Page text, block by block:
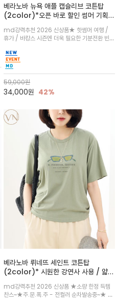
베라노바 뉴욕 애플 캡슬리브 코튼탑
(2color)*오픈 바로 할인 썸머 기획
★ 한정수량 제작 ★ 강연 코튼으로 빈
티지 프린트로 여름 하의와 모두 잘어울
리는 그래픽
md강력추천 2026 신상품★ 핫썸머 여행 /
휴가 / 바캉스 시즌엔 더욱 필요한 기분전환 빈티
부에 산뜻하게 닿는 프리미엄 /답답함 없는 라운
드 넥라인과 자연스럽게 어깨를 감싸는 캡슬리브
디자인이 팔 라인을 더욱 날씬
59,000원
34,000원 42%
베라노바 뤼네뜨 세인트 코튼탑
(2color)* 시원한 강연사 사용 / 얇고
가벼우면서도 실의 꼬임 덕분에 원단이
피부에 잘 달라붙지 않아 통기성이 탁월
md강력추천 2026 신상품 ★소량 한정 득템
찬스~★주.문.폭.주 - 전컬러 순차발송중~★ 감